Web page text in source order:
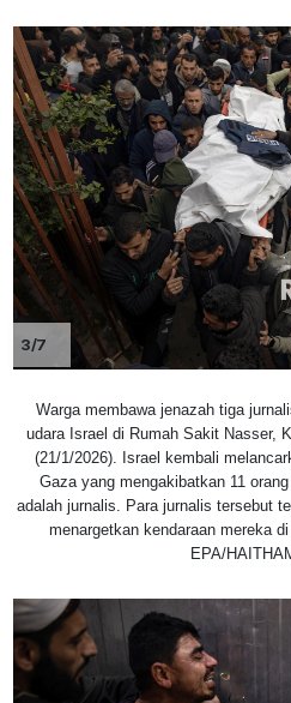
3/7
Warga membawa jenazah tiga
udara Israel di Rumah Sakit Nasser,
(21/1/2026). Israel kembali
Gaza yang mengakibatkan 11
adalah jurnalis. Para jurnalis tersebut
menargetkan kendaraan mereka
EPA/